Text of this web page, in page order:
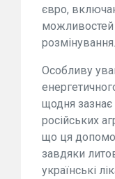
євро,
можливостей
розмінування.
Особливу
щодня зазнає
російських
що ця
завдяки
українські